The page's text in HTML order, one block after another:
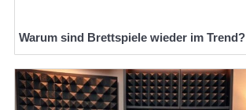
Warum sind Brettspiele wieder im Trend?